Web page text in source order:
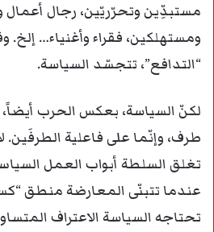
مستبدِّين وتحرّريّين، رجال أعمال
ومستهلكين، فقراء وأغنياء… إلخ.
“التدافع”، تتجسّد السياسة.
لكنّ السياسة، بعكس الحرب أيضاً،
طرف، وإنّما على فاعلية
تغلق السلطة أبواب العمل
عندما تتبنّى المعارضة منطق
تحتاجه السياسة الاعتراف